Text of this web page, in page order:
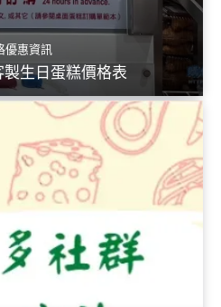
優惠資訊
製生日蛋糕價格表